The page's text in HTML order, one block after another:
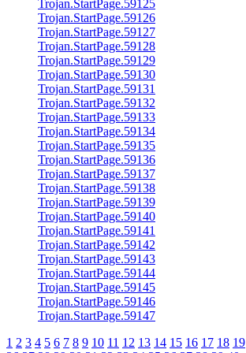
Trojan.StartPage.59125
Trojan.StartPage.59126
Trojan.StartPage.59127
Trojan.StartPage.59128
Trojan.StartPage.59129
Trojan.StartPage.59130
Trojan.StartPage.59131
Trojan.StartPage.59132
Trojan.StartPage.59133
Trojan.StartPage.59134
Trojan.StartPage.59135
Trojan.StartPage.59136
Trojan.StartPage.59137
Trojan.StartPage.59138
Trojan.StartPage.59139
Trojan.StartPage.59140
Trojan.StartPage.59141
Trojan.StartPage.59142
Trojan.StartPage.59143
Trojan.StartPage.59144
Trojan.StartPage.59145
Trojan.StartPage.59146
Trojan.StartPage.59147
1 2 3 4 5 6 7 8 9 10 11 12 13 14 15 16 17 18 19